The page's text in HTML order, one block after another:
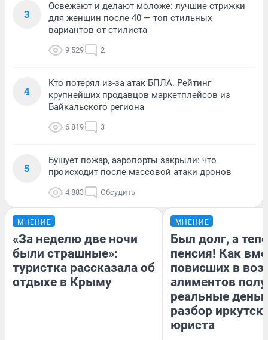
3
Освежают и делают моложе: лучшие стрижки
для женщин после 40 — топ стильных
вариантов от стилиста
9 529 2
4
Кто потерял из-за атак БПЛА. Рейтинг
крупнейших продавцов маркетплейсов из
Байкальского региона
6 819 3
5
Бушует пожар, аэропорты закрыли: что
происходит после массовой атаки дронов
4 883 Обсудить
МНЕНИЕ
«За неделю две ночи
были страшные»:
туристка рассказала об
отдыхе в Крыму
МНЕНИЕ
Был долг, а
пенсия! Как
повисших в
алиментов
реальные
разбор
юриста